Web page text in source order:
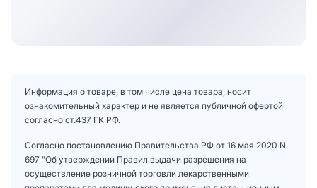
Информация о товаре, в том числе цена товара, носит
ознакомительный характер и не является публичной офертой
согласно ст.437 ГК РФ.
Согласно постановлению Правительства РФ от 16 мая 2020 N
697 "Об утверждении Правил выдачи разрешения на
осуществление розничной торговли лекарственными